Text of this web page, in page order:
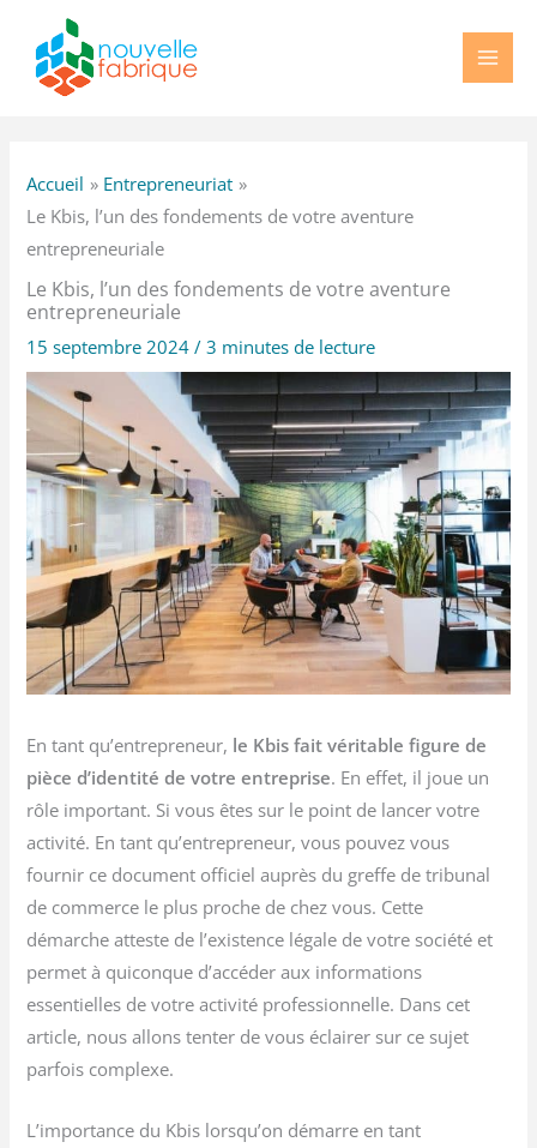
contenu
Accueil
Entrepreneuriat
Le Kbis, l’un des fondements de votre aventure
entrepreneuriale
Le Kbis, l’un des fondements de votre aventure
entrepreneuriale
15 septembre 2024/3 minutes de lecture
En tant qu’entrepreneur, le Kbis fait véritable figure de
pièce d’identité de votre entreprise. En effet, il joue un
rôle important. Si vous êtes sur le point de lancer votre
activité. En tant qu’entrepreneur, vous pouvez vous
fournir ce document officiel auprès du greffe de tribunal
de commerce le plus proche de chez vous. Cette
démarche atteste de l’existence légale de votre société et
permet à quiconque d’accéder aux informations
essentielles de votre activité professionnelle. Dans cet
article, nous allons tenter de vous éclairer sur ce sujet
parfois complexe.
L’importance du Kbis lorsqu’on démarre en tant